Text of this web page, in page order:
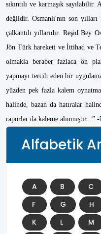
sıkıntılı ve karmaşık
değildir. Osmanlı'nın son
çalkantılı yıllarıdır. Reşid Bey
Jön Türk hareketi ve İttihad ve
olmakla beraber fazlaca ön
yapmayı tercih eden bir
yüzden pek fazla kalem
halinde, bazan da hatıralar
raporlar da kaleme alınmıştır...”
Alfabetik
A B C
F
G H
K
L M